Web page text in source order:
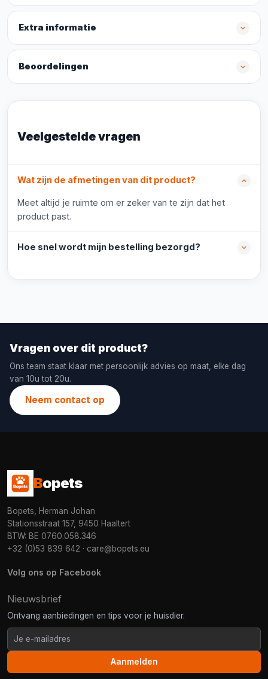
Extra informatie
Beoordelingen
Veelgestelde vragen
Wat zijn de afmetingen van dit product?
Meet altijd je ruimte om er zeker van te zijn dat het
product past.
Hoe snel wordt mijn bestelling bezorgd?
Vragen over dit product?
Ons team staat klaar met persoonlijk advies op maat, elke dag
van 10u tot 20u.
Neem contact op
Bopets
Bopets, Herman Johan
Stationsstraat 157, 9450 Haaltert
BTW: BE 0760.058.346
+32 (0)53 839 642 · care@bopets.eu
Volg ons op Facebook
Nieuwsbrief
Ontvang aanbiedingen en tips voor je huisdier.
Aanmelden